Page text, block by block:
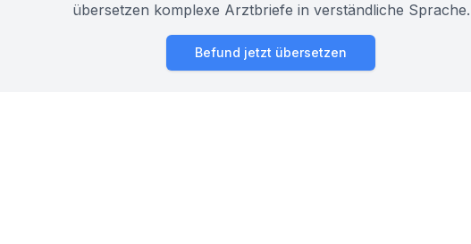
übersetzen komplexe Arztbriefe in verständliche Sprache.
Befund jetzt übersetzen